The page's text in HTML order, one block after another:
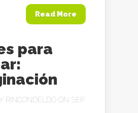
Read More
para
RINCONDELDO ON SEP